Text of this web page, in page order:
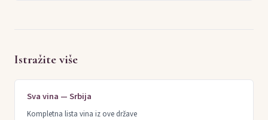
Istražite više
Sva vina — Srbija
Kompletna lista vina iz ove države